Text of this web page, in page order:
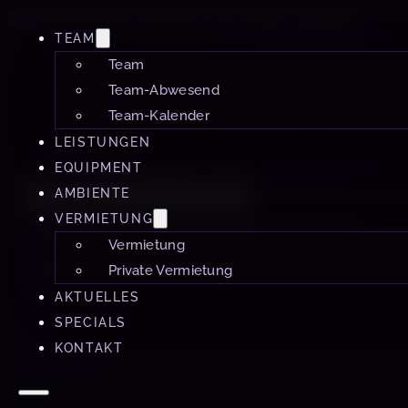
TEAM
Team
Team-Abwesend
Team-Kalender
LEISTUNGEN
EQUIPMENT
AMBIENTE
VERMIETUNG
Vermietung
Private Vermietung
AKTUELLES
SPECIALS
KONTAKT
GLASHAUS
Ein Raum im Studio 60 München, eingerichtet
für diskrete, intensive und professionell
geführte Sessions.